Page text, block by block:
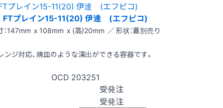
FTプレイン15-11(20) 伊達 (エフピコ)
：147mm x 108mm x (高)20mm ／ 形状：蓋別売り
ンジ対応、焼皿のような演出ができる容器です。
OCD 203251
受発注
受発注